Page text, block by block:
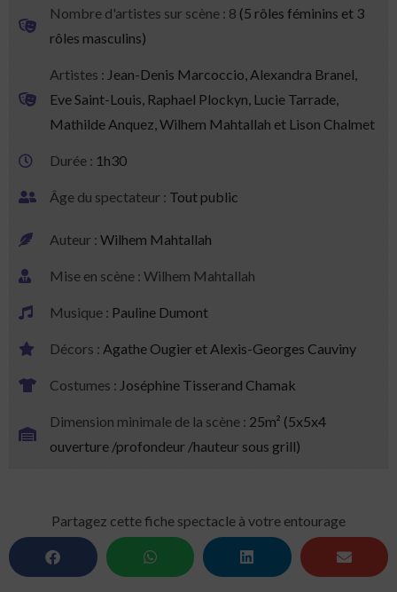
Nombre d'artistes sur scène : 8 (5 rôles féminins et 3
rôles masculins)
Artistes : Jean-Denis Marcoccio, Alexandra Branel,
Eve Saint-Louis, Raphael Plockyn, Lucie Tarrade,
Mathilde Anquez, Wilhem Mahtallah et Lison Chalmet
Durée : 1h30
Âge du spectateur : Tout public
Auteur : Wilhem Mahtallah
Mise en scène : Wilhem Mahtallah
Musique : Pauline Dumont
Décors : Agathe Ougier et Alexis-Georges Cauviny
Costumes : Joséphine Tisserand Chamak
Dimension minimale de la scène : 25m² (5x5x4
ouverture /profondeur /hauteur sous grill)
Partagez cette fiche spectacle à votre entourage